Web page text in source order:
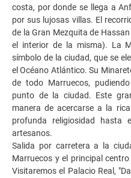
costa, por donde se llega a
por sus lujosas villas. El
de la Gran Mezquita de
el interior de la misma). La
símbolo de la ciudad, que se
el Océano Atlántico. Su
de todo Marruecos,
punto de la ciudad. Este
manera de acercarse a la
profunda religiosidad hasta
artesanos.
Salida por carretera a la
Marruecos y el principal
Visitaremos el Palacio Real,